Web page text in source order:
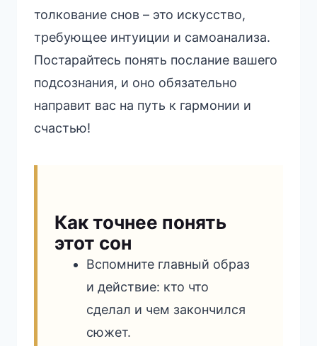
толкование снов – это искусство,
требующее интуиции и самоанализа.
Постарайтесь понять послание вашего
подсознания, и оно обязательно
направит вас на путь к гармонии и
счастью!
Как точнее понять
этот сон
Вспомните главный образ
и действие: кто что
сделал и чем закончился
сюжет.